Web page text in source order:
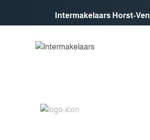
Intermakelaars Horst-